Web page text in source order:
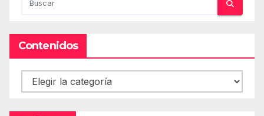
Contenidos
Contenidos